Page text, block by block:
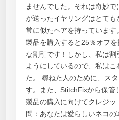
ませんでした。それは奇妙で
が送ったイヤリングはとて
常に似たペアを持っていま
製品を購入すると25％オフ
な割引です！しかし、私は
ようにしているので、私はこ
た。 尋ねた人のために、ス
す。また、StitchFixから保管
製品の購入に向けてクレジッ
問：あなたは愛らしいネコ